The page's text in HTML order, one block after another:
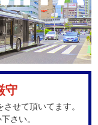
守
せて頂いてます。
さい。